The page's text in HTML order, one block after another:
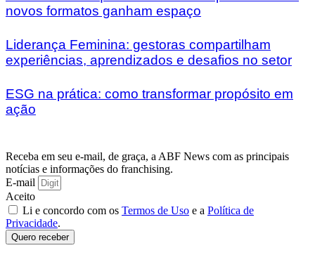
novos formatos ganham espaço
Liderança Feminina: gestoras compartilham
experiências, aprendizados e desafios no setor
ESG na prática: como transformar propósito em
ação
Receba em seu e-mail, de graça, a ABF News com as principais
notícias e informações do franchising.
E-mail
Aceito
Li e concordo com os Termos de Uso e a Política de
Privacidade.
Quero receber